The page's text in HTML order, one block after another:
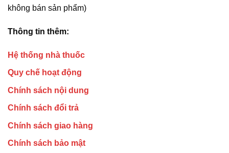
không bán sản phẩm)
Thông tin thêm:
Hệ thống nhà thuốc
Quy chế hoạt động
Chính sách nội dung
Chính sách đổi trả
Chính sách giao hàng
Chính sách bảo mật